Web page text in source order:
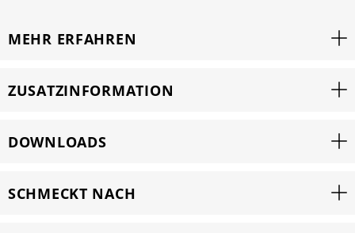
MEHR ERFAHREN
ZUSATZINFORMATION
DOWNLOADS
SCHMECKT NACH